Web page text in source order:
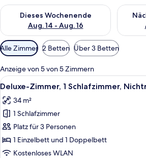
Dieses Wochenende
Aug. 14 - Aug. 16
Überprüfe die Verfügbarkeit für dieses
Verfügbare
Filter
für
Zimmer
Alle Zimmer 2 Betten Über 3 Betten
Anzeige von 5 von 5 Zimmern
Alle
Fotos
für
Deluxe-
Zimmer,
1
Schlafzimmer,
Ein
7
Deluxe-Zimmer, 1 Schlafzimmer,
34 m²
1 Schlafzimmer
Platz für 3 Personen
1 Einzelbett und 1 Doppelbett
Kostenloses WLAN